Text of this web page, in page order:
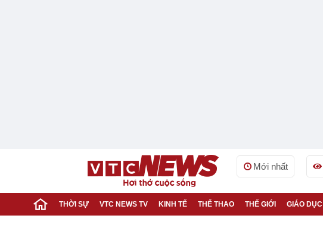
Mới nhất
THỜI SỰ VTC NEWS TV KINH TẾ THỂ THAO THẾ GIỚI GIÁO DỤC